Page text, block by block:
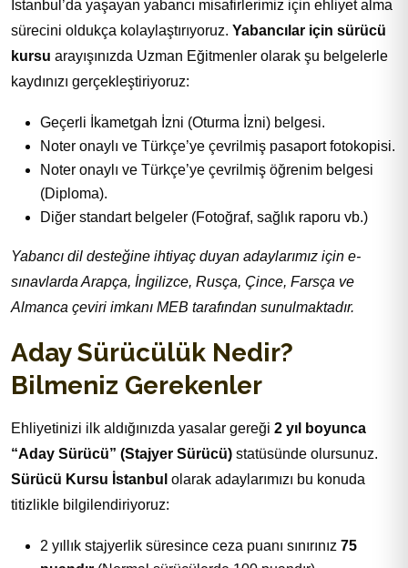
İstanbul’da yaşayan yabancı misafirlerimiz için ehliyet alma
sürecini oldukça kolaylaştırıyoruz. Yabancılar için sürücü
kursu arayışınızda Uzman Eğitmenler olarak şu belgelerle
kaydınızı gerçekleştiriyoruz:
Geçerli İkametgah İzni (Oturma İzni) belgesi.
Noter onaylı ve Türkçe’ye çevrilmiş pasaport fotokopisi.
Noter onaylı ve Türkçe’ye çevrilmiş öğrenim belgesi
(Diploma).
Diğer standart belgeler (Fotoğraf, sağlık raporu vb.)
Yabancı dil desteğine ihtiyaç duyan adaylarımız için e-
sınavlarda Arapça, İngilizce, Rusça, Çince, Farsça ve
Almanca çeviri imkanı MEB tarafından sunulmaktadır.
Aday Sürücülük Nedir?
Bilmeniz Gerekenler
Ehliyetinizi ilk aldığınızda yasalar gereği 2 yıl boyunca
“Aday Sürücü” (Stajyer Sürücü) statüsünde olursunuz.
Sürücü Kursu İstanbul olarak adaylarımızı bu konuda
titizlikle bilgilendiriyoruz:
2 yıllık stajyerlik süresince ceza puanı sınırınız 75